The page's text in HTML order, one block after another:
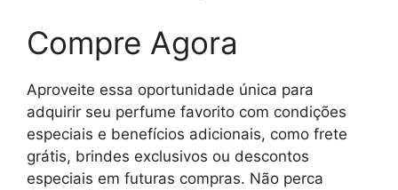
Compre Agora
Aproveite essa oportunidade única para
adquirir seu perfume favorito com condições
especiais e benefícios adicionais, como frete
grátis, brindes exclusivos ou descontos
especiais em futuras compras. Não perca